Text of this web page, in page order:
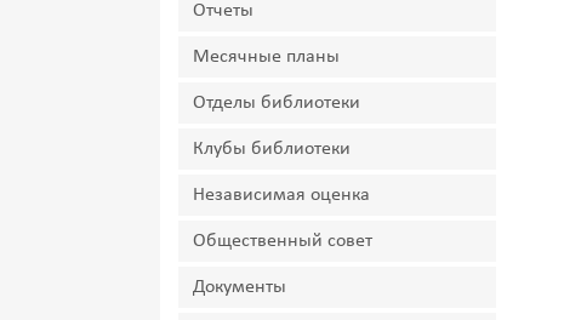
Отчеты
Месячные планы
Отделы библиотеки
Клубы библиотеки
Независимая оценка
Общественный совет
Документы